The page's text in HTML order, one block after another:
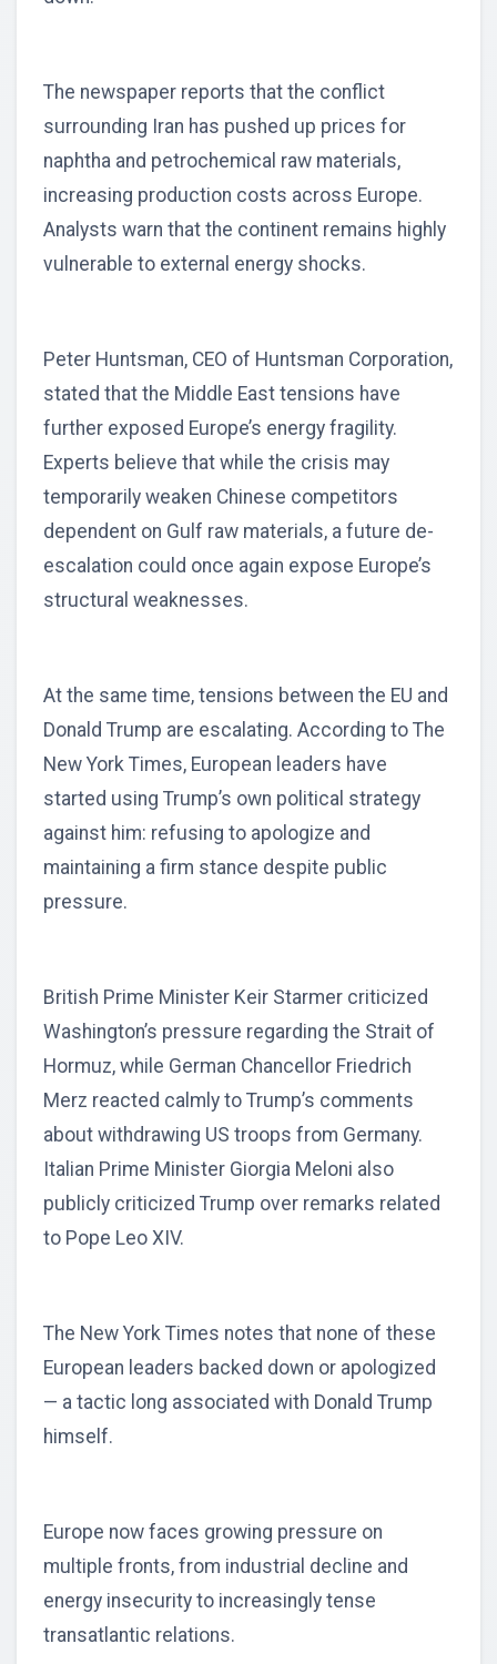
The newspaper reports that the conflict
surrounding Iran has pushed up prices for
naphtha and petrochemical raw materials,
increasing production costs across Europe.
Analysts warn that the continent remains highly
vulnerable to external energy shocks.
Peter Huntsman, CEO of Huntsman Corporation,
stated that the Middle East tensions have
further exposed Europe’s energy fragility.
Experts believe that while the crisis may
temporarily weaken Chinese competitors
dependent on Gulf raw materials, a future de-
escalation could once again expose Europe’s
structural weaknesses.
At the same time, tensions between the EU and
Donald Trump are escalating. According to The
New York Times, European leaders have
started using Trump’s own political strategy
against him: refusing to apologize and
maintaining a firm stance despite public
pressure.
British Prime Minister Keir Starmer criticized
Washington’s pressure regarding the Strait of
Hormuz, while German Chancellor Friedrich
Merz reacted calmly to Trump’s comments
about withdrawing US troops from Germany.
Italian Prime Minister Giorgia Meloni also
publicly criticized Trump over remarks related
to Pope Leo XIV.
The New York Times notes that none of these
European leaders backed down or apologized
— a tactic long associated with Donald Trump
himself.
Europe now faces growing pressure on
multiple fronts, from industrial decline and
energy insecurity to increasingly tense
transatlantic relations.